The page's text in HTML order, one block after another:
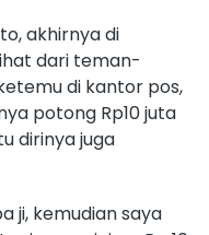
akhirnya di
dari teman-
di kantor pos,
potong Rp10 juta
dirinya juga
ji, kemudian saya